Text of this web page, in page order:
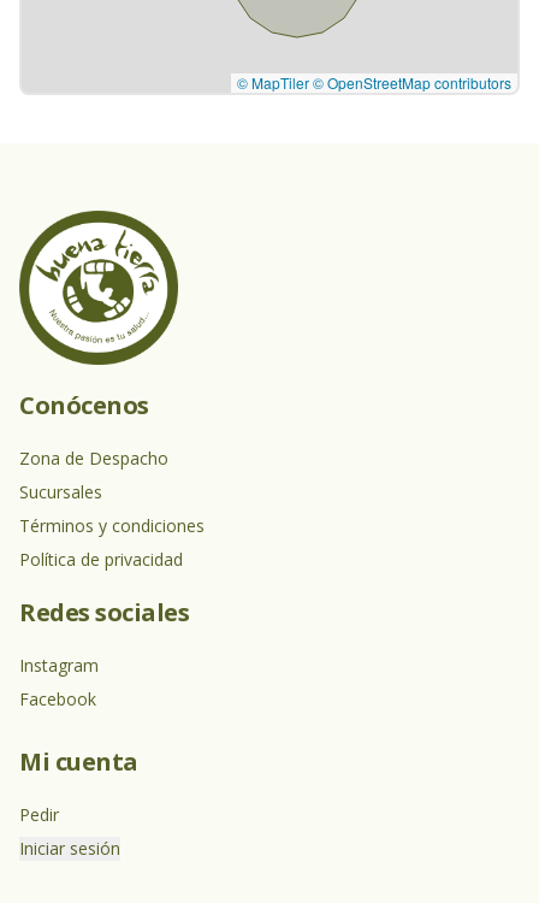
© MapTiler© OpenStreetMap contributors
Conócenos
Zona de Despacho
Sucursales
Términos y condiciones
Política de privacidad
Redes sociales
Instagram
Facebook
Mi cuenta
Pedir
Iniciar sesión